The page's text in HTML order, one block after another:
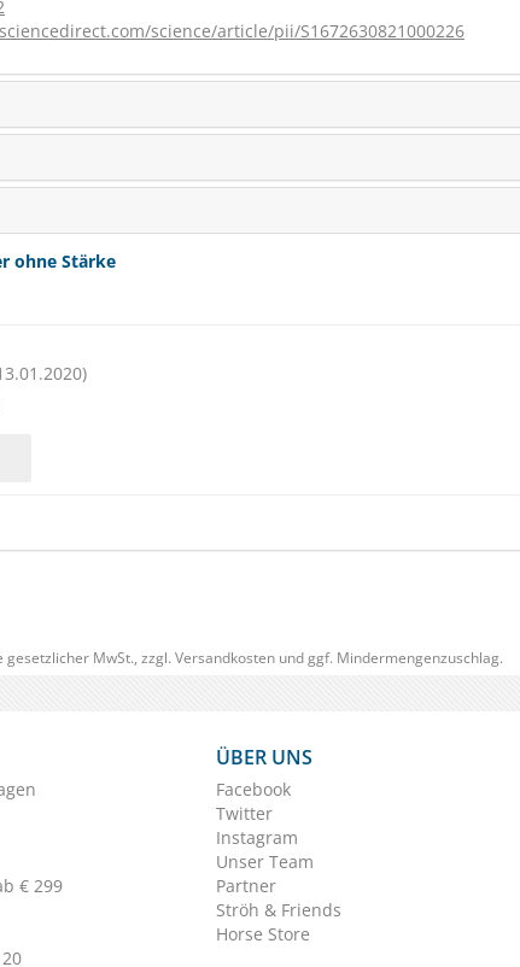
science/article/pii/S1672630821000226
ohne Stärke
gesetzlicher MwSt., zzgl. Versandkostenund ggf. Mindermengenzuschlag.
€ 299
ÜBER UNS
Facebook
Twitter
Instagram
Unser Team
Partner
Ströh & Friends
Horse Store